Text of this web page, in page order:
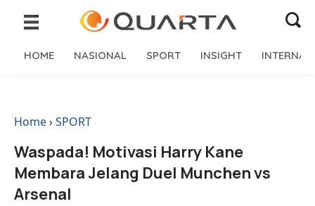
HOME NASIONAL SPORT INSIGHT
Home›SPORT
Waspada! Motivasi Harry Kane
Membara Jelang Duel Munchen vs
Arsenal